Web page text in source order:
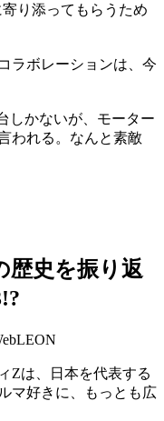
り添ってもらうため
ラボレーションは、今
しかないが、モーター
われる。なんと素敵
歴史を振り返
Zは、日本を代表する
マ好きに、もっとも広